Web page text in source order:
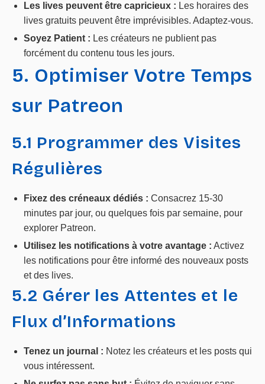
Les lives peuvent être capricieux : Les horaires des
lives gratuits peuvent être imprévisibles. Adaptez-vous.
Soyez Patient : Les créateurs ne publient pas
forcément du contenu tous les jours.
5. Optimiser Votre Temps
sur Patreon
5.1 Programmer des Visites
Régulières
Fixez des créneaux dédiés : Consacrez 15-30
minutes par jour, ou quelques fois par semaine, pour
explorer Patreon.
Utilisez les notifications à votre avantage : Activez
les notifications pour être informé des nouveaux posts
et des lives.
5.2 Gérer les Attentes et le
Flux d’Informations
Tenez un journal : Notez les créateurs et les posts qui
vous intéressent.